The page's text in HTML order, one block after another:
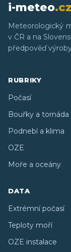
i-meteo.cz
Meteorologický
v ČR a na
předpověď
RUBRIKY
Počasí
Bouřky a tornáda
Podnebí a klima
OZE
Moře a oceány
DATA
Extrémní počasí
Teploty moří
OZE instalace